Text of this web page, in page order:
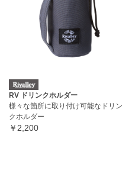
RV ドリンクホルダー
様々な箇所に取り付け可能なドリン
クホルダー
￥2,200